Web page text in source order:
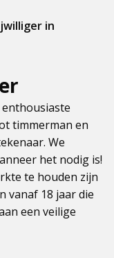
in
timmerman en
We
het nodig is!
te houden zijn
vanaf 18 jaar die
een veilige